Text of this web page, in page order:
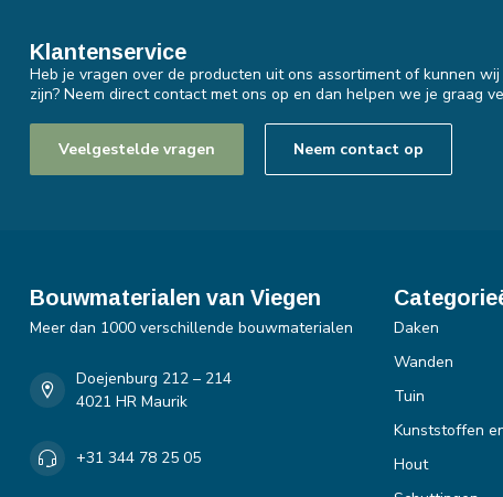
Klantenservice
Heb je vragen over de producten uit ons assortiment of kunnen
zijn? Neem direct contact met ons op en dan helpen we je graag
Veelgestelde vragen Neem contact op
Bouwmaterialen van Viegen
Meer dan 1000 verschillende bouwmaterialen
Doejenburg 212 – 214
4021 HR Maurik
+31 344 78 25 05
Daken
Wanden
Tuin
Kunststoffen
Hout